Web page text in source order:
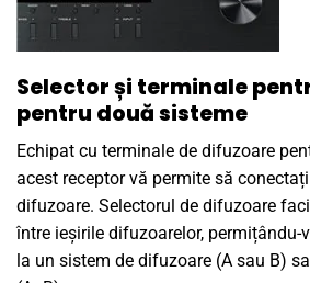
Selector și terminale
pentru două sisteme
Echipat cu terminale de difuzoare
acest receptor vă permite să
difuzoare. Selectorul de difuzoare
între ieșirile difuzoarelor, permițându-
la un sistem de difuzoare (A sau B)